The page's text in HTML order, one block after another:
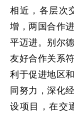
相近，各层次
增，两国合作
平迈进。别尔
友好合作关系
利于促进地区
同努力，深化
设项目，在交